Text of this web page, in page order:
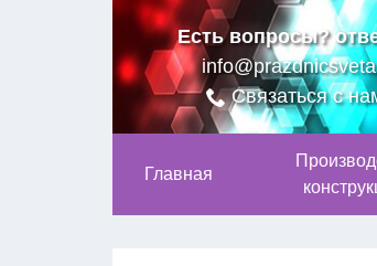
Есть вопросы?
Связаться с
Главная